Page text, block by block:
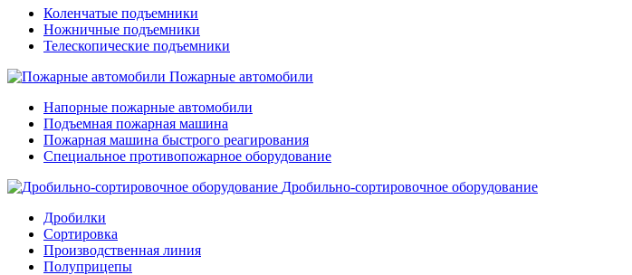
Коленчатые подъемники
Ножничные подъемники
Телескопические подъемники
Пожарные автомобили
Напорные пожарные автомобили
Подъемная пожарная машина
Пожарная машина быстрого реагирования
Специальное противопожарное оборудование
Дробильно-сортировочное оборудование
Дробилки
Сортировка
Производственная линия
Полуприцепы